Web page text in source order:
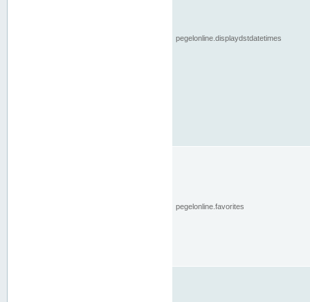
pegelonline.displaydstdatetimes
pegelonline.favorites